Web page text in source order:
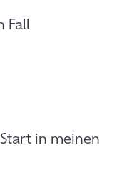
Fall
in meinen